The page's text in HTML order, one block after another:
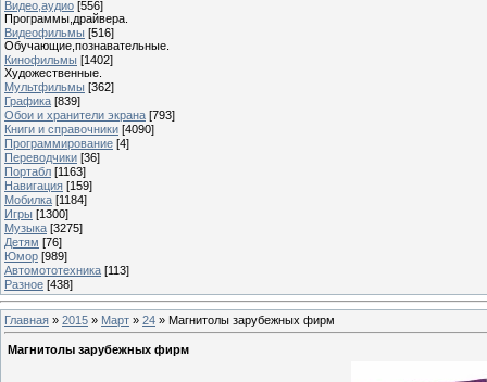
Видео,аудио [556]
Программы,драйвера.
Видеофильмы [516]
Обучающие,познавательные.
Кинофильмы [1402]
Художественные.
Мультфильмы [362]
Графика [839]
Обои и хранители экрана [793]
Книги и справочники [4090]
Программирование [4]
Переводчики [36]
Портабл [1163]
Навигация [159]
Мобилка [1184]
Игры [1300]
Музыка [3275]
Детям [76]
Юмор [989]
Автомототехника [113]
Разное [438]
Главная » 2015 » Март » 24 » Магнитолы зарубежных фирм
Магнитолы зарубежных фирм